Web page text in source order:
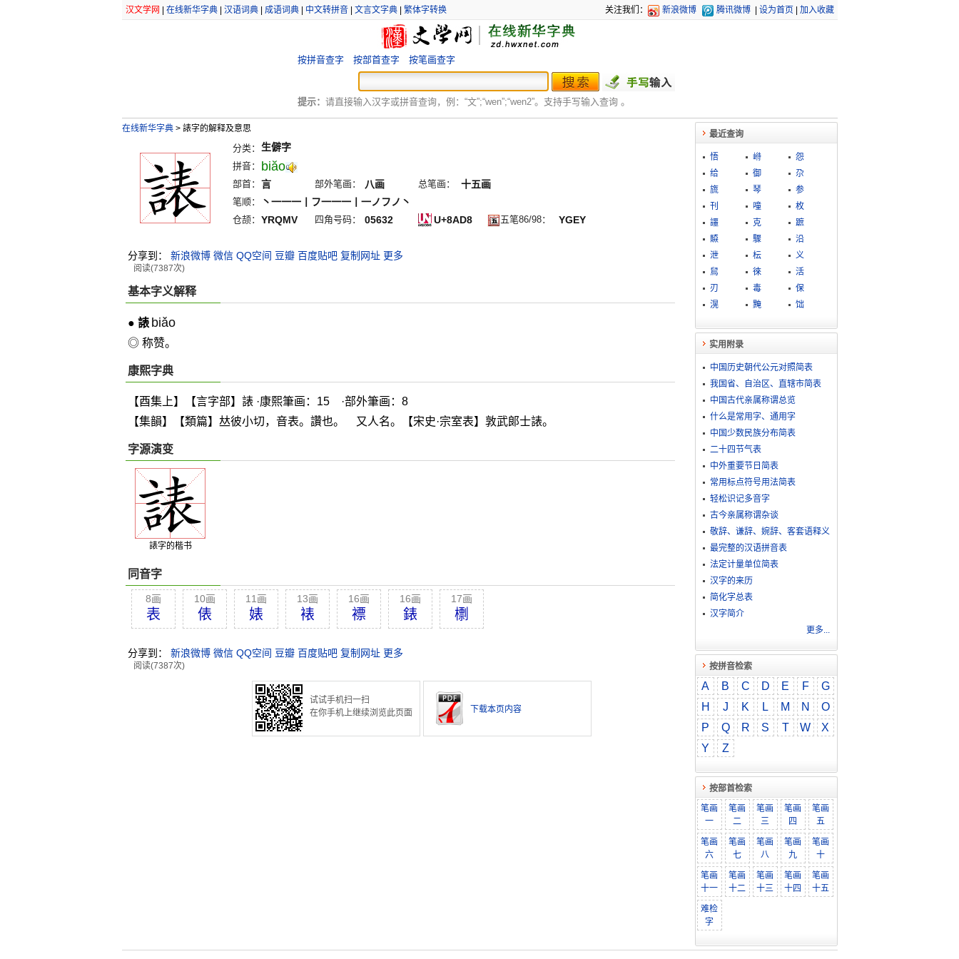
汉文学网 在线新华字典| 汉语词典| 成语词典| 中文转拼音| 文言文字典| 繁体字转换 关注我们： 新浪微博 腾讯微博 设为首页 加入收藏
按拼音查字 按部首查字 按笔画查字
提示： 请直接输入汉字或拼音查询，例：“文”;“wen”;“wen2”。支持手写输入查询 。
在线新华字典 >諘字的解释及意思
分类： 生僻字
拼音： biăo
部首： 言 部外笔画： 八画 总笔画： 十五画
笔顺： 丶一一一丨フ一一一丨一ノフノ丶
仓颉： YRQMV 四角号码： 05632 U+8AD8 五笔86/98： YGEY
分享到： 新浪微博 微信 QQ空间 豆瓣 百度贴吧 复制网址 更多
阅读(7387次)
基本字义解释
● 諘 biǎo
◎ 称赞。
康熙字典
【酉集上】【言字部】諘 ·康熙筆画：15 ·部外筆画：8
【集韻】【類篇】 𠀤彼小切，音表。讚也。 又人名。【宋史·宗室表】敦武郞士諘。
字源演变
諘字的楷书
同音字
8画
表
10画
俵
11画
婊
13画
裱
16画
褾
16画
錶
17画
檦
分享到： 新浪微博 微信 QQ空间 豆瓣 百度贴吧 复制网址 更多
阅读(7387次)
试试手机扫一扫
在你手机上继续浏览此页面
下载本页内容
最近查询
悟 崻
怨
给
御
尕
旒
琴
参
刊
噇
枚
讍
克
蹠
贆
驟
沿
泄
枟
义
舃
徠
活
刃
毒
保
滉
黤 饳
实用附录
中国历史朝代公元对照简表
我国省、自治区、直辖市简表
中国古代亲属称谓总览
什么是常用字、通用字
中国少数民族分布简表
二十四节气表
中外重要节日简表
常用标点符号用法简表
轻松识记多音字
古今亲属称谓杂谈
敬​辞​、​谦​辞​、​婉​辞​、​客​套​语​释​义
最完整的汉语拼音表
法定计量单位简表
汉字的来历
简化字总表
汉字简介
更多...
按拼音检索
A B C D E F
G
H
J K L M N
O
P
Q R S T W
X
Y
Z
按部首检索
笔画
一
笔画
二
笔画
三
笔画
四
笔画
五
笔画
六
笔画
七
笔画
八
笔画
九
笔画
十
笔画
十一
笔画
十二
笔画
十三
笔画
十四
笔画
十五
难检
字